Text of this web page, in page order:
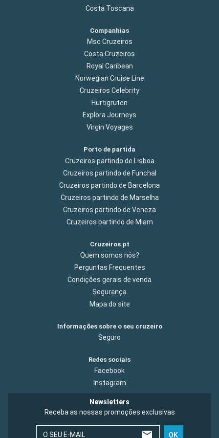
Costa Toscana
Companhias
Msc Cruzeiros
Costa Cruzeiros
Royal Caribean
Norwegian Cruise Line
Cruzeiros Celebrity
Hurtigruten
Explora Journeys
Virgin Voyages
Porto de partida
Cruzeiros partindo de Lisboa
Cruzeiros partindo de Funchal
Cruzeiros partindo de Barcelona
Cruzeiros partindo de Marselha
Cruzeiros partindo de Veneza
Cruzeiros partindo de Miam
Cruzeiros.pt
Quem somos nós?
Perguntas Frequentes
Condições gerais de venda
Segurança
Mapa do site
Informações sobre o seu cruzeiro
Seguro
Redes sociais
Facebook
Instagram
Newsletters
Receba as nossas promoções exclusivas
O SEU E-MAIL OK